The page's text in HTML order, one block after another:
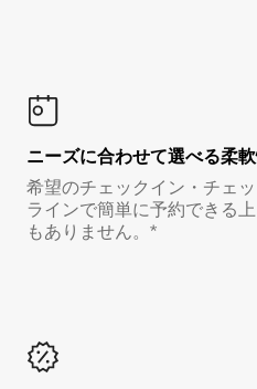
ニーズに合わせて選べる柔
希望のチェックイン・チェ
ラインで簡単に予約できる
もありません。*